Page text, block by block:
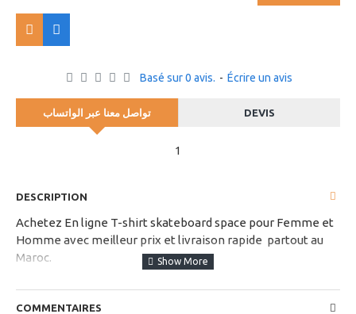
Basé sur 0 avis. - Écrire un avis
تواصل معنا عبر الواتساب DEVIS
1
DESCRIPTION
Achetez En ligne T-shirt skateboard space pour Femme et
Homme avec meilleur prix et livraison rapide partout au
Maroc.
choisissez votre taille et couleur dans les options
disponibles
COMMENTAIRES